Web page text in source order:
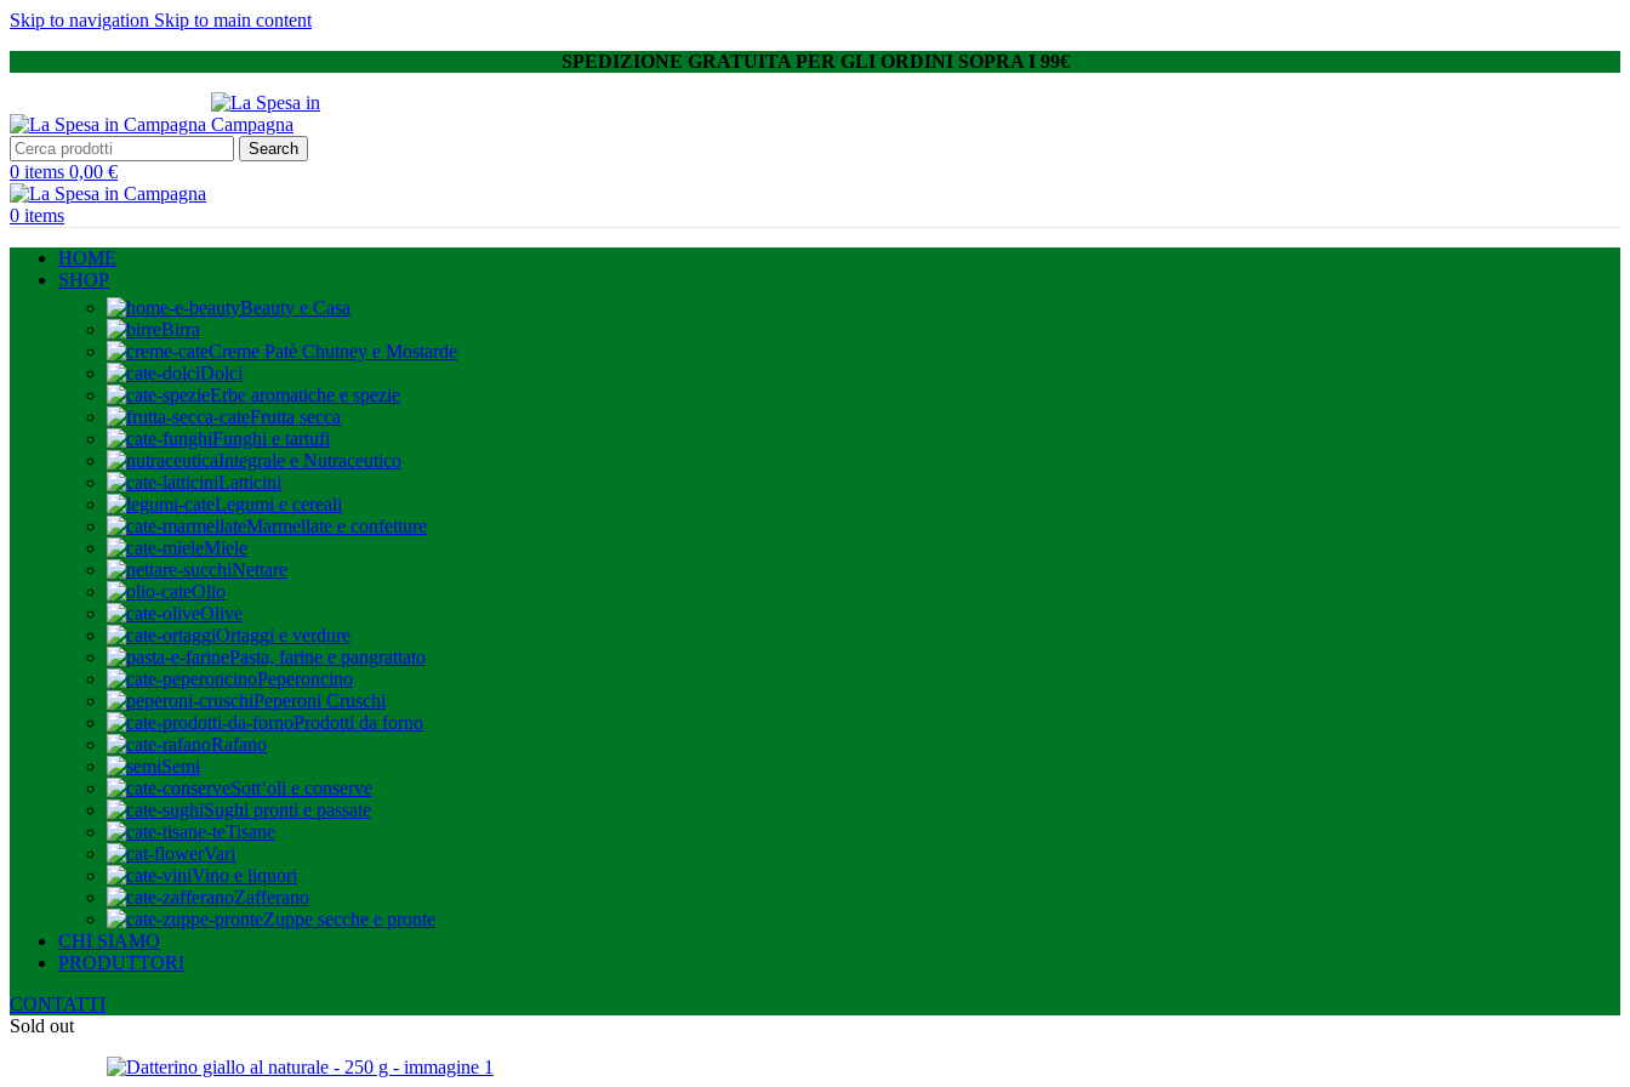
Skip to navigation Skip to main content
SPEDIZIONE GRATUITA PER GLI ORDINI SOPRA I 99€
Search
0 items 0,00 €
0 items
HOME
SHOP
Beauty e Casa
Birra
Creme Patè Chutney e Mostarde
Dolci
Erbe aromatiche e spezie
Frutta secca
Funghi e tartufi
Integrale e Nutraceutico
Latticini
Legumi e cereali
Marmellate e confetture
Miele
Nettare
Olio
Olive
Ortaggi e verdure
Pasta, farine e pangrattato
Peperoncino
Peperoni Cruschi
Prodotti da forno
Rafano
Semi
Sott’oli e conserve
Sughi pronti e passate
Tisane
Vari
Vino e liquori
Zafferano
Zuppe secche e pronte
CHI SIAMO
PRODUTTORI
CONTATTI
Sold out